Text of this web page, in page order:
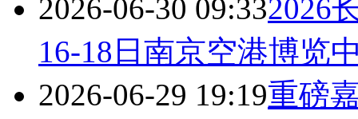
2026-06-30 09:332026
16-18日南京空港博览
2026-06-29 19:19重磅